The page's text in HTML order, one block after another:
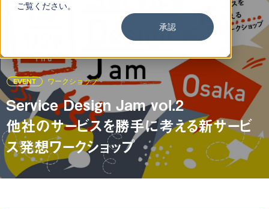
ご覧ください。
承認
EVENT ワークショップ
Service Design Jam vol.2
他社のサービスを勝手に考える新サービ
ス発想ワークショップ